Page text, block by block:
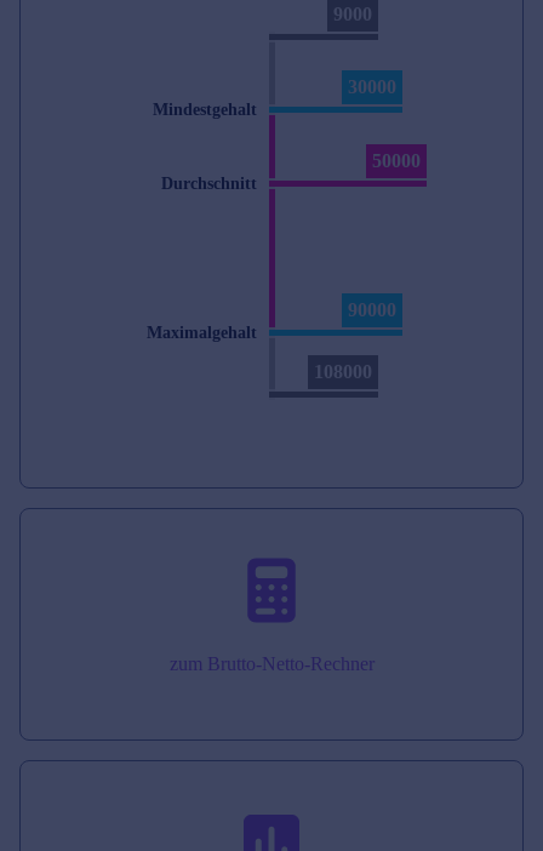
9000
30000
Mindestgehalt
50000
Durchschnitt
90000
Maximalgehalt
108000
zum Brutto-Netto-Rechner